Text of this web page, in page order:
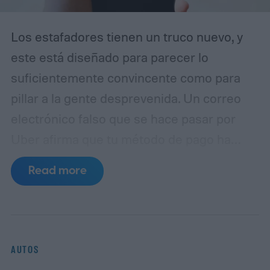
Los estafadores tienen un truco nuevo, y
este está diseñado para parecer lo
suficientemente convincente como para
pillar a la gente desprevenida. Un correo
caducado y te insta a actualizar tus datos
de facturación inmediatamente. A simple
Read more
AUTOS